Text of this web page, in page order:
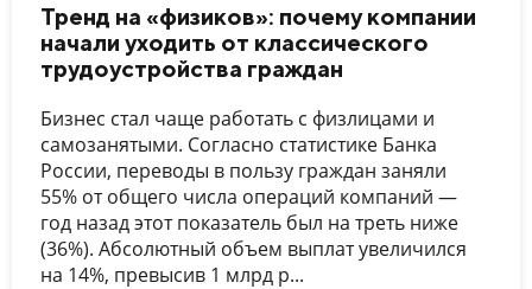
Тренд на «физиков»: почему компании
начали уходить от классического
трудоустройства граждан
Бизнес стал чаще работать с физлицами и
самозанятыми. Согласно статистике Банка
России, переводы в пользу граждан заняли
55% от общего числа операций компаний —
год назад этот показатель был на треть ниже
(36%). Абсолютный объем выплат увеличился
на 14%, превысив 1 млрд р...